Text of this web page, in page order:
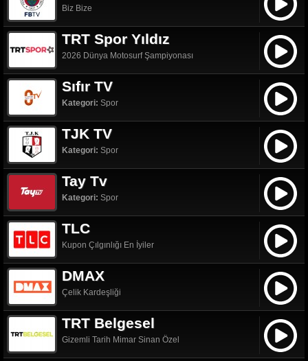
Biz Bize
TRT Spor Yıldız
2026 Dünya Motosurf Şampiyonası
Sıfır TV
Kategori: Spor
TJK TV
Kategori: Spor
Tay Tv
Kategori: Spor
TLC
Kupon Çılgınlığı En İyiler
DMAX
Çelik Kardeşliği
TRT Belgesel
Gizemli Tarih Mimar Sinan Özel